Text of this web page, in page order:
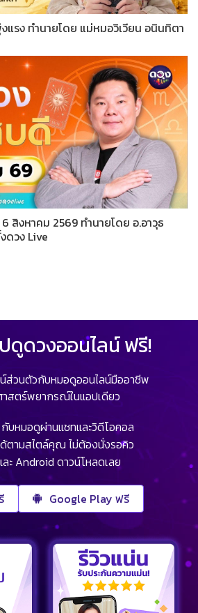
งแรง ทำนายโดย แม่หมอวิเวียน อนินทิตา
สิงหาคม 2569 ทำนายโดย อ.อาวุธ
ดวง Live
ดูดวงออนไลน์ ฟรี!
ส่วนตัวกับหมอดูออนไลน์มืออาชีพ
สตร์พยากรณ์ในแอปเดียว
บหมอดูผ่านแชทและวิดีโอคอล
ตามสไตล์คุณ ไม่ต้องนั่งรอคิว
ะ Android ดาวน์โหลดเลย
Google Play ฟรี